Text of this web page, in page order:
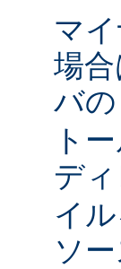
マ
場
バの
ト
デ
イ
ソ